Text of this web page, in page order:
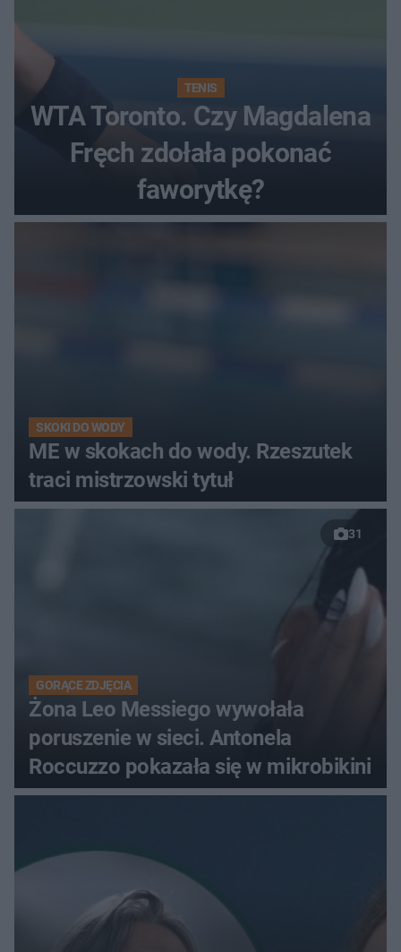
TENIS
WTA Toronto. Czy Magdalena
Fręch zdołała pokonać
faworytkę?
SKOKI DO WODY
ME w skokach do wody. Rzeszutek
traci mistrzowski tytuł
31
GORĄCE ZDJĘCIA
Żona Leo Messiego wywołała
poruszenie w sieci. Antonela
Roccuzzo pokazała się w mikrobikini